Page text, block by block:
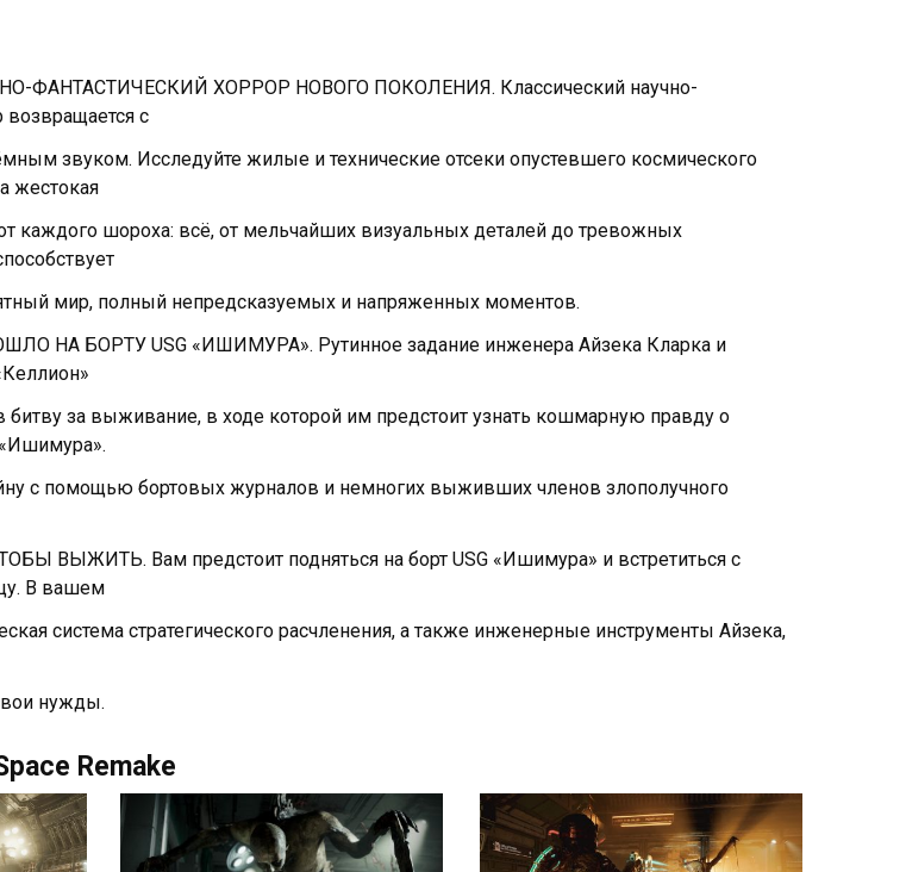
ФАНТАСТИЧЕСКИЙ ХОРРОР НОВОГО ПОКОЛЕНИЯ. Классический научно-
возвращается с
звуком. Исследуйте жилые и технические отсеки опустевшего космического
жестокая
каждого шороха: всё, от мельчайших визуальных деталей до тревожных
мир, полный непредсказуемых и напряженных моментов.
НА БОРТУ USG «ИШИМУРА». Рутинное задание инженера Айзека Кларка и
битву за выживание, в ходе которой им предстоит узнать кошмарную правду о
«Ишимура».
с помощью бортовых журналов и немногих выживших членов злополучного
ВЫЖИТЬ. Вам предстоит подняться на борт USG «Ишимура» и встретиться с
В вашем
система стратегического расчленения, а также инженерные инструменты Айзека,
нужды.
Remake